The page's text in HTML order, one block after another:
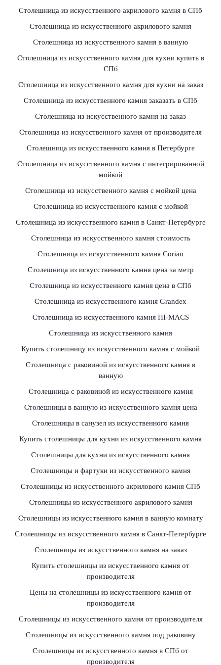
Столешница из искусственного акрилового камня в СПб
Столешница из искусственного акрилового камня
Столешница из искусственного камня в ванную
Столешница из искусственного камня для кухни купить в
СПб
Столешница из искусственного камня для кухни на заказ
Столешница из искусственного камня заказать в СПб
Столешница из искусственного камня на заказ
Столешница из искусственного камня от производителя
Столешница из искусственного камня в Петербурге
Столешница из искусственного камня с интегрированной
мойкой
Столешница из искусственного камня с мойкой цена
Столешница из искусственного камня с мойкой
Столешница из искусственного камня в Санкт-Петербурге
Столешница из искусственного камня стоимость
Столешница из искусственного камня Сorian
Столешница из искусственного камня цена за метр
Столешница из искусственного камня цена в СПб
Столешница из искусственного камня Grandex
Столешница из искусственного камня HI-MACS
Столешница из искусственного камня
Купить столешницу из искусственного камня с мойкой
Столешница с раковиной из искусственного камня в
ванную
Столешница с раковиной из искусственного камня
Столешницы в ванную из искусственного камня цена
Столешницы в санузел из искусственного камня
Купить столешницы для кухни из искусственного камня
Столешницы для кухни из искусственного камня
Столешницы и фартуки из искусственного камня
Столешницы из искусственного акрилового камня СПб
Столешницы из искусственного акрилового камня
Столешницы из искусственного камня в ванную комнату
Столешницы из искусственного камня в Санкт-Петербурге
Столешницы из искусственного камня на заказ
Купить столешницы из искусственного камня от
производителя
Цены на столешницы из искусственного камня от
производителя
Столешницы из искусственного камня от производителя
Столешницы из искусственного камня под раковину
Столешницы из искусственного камня в СПб от
производителя